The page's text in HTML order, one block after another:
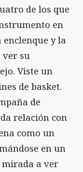
de los que
en
y la
ver su
Viste un
de basket.
de
relación con
como un
en un
mirada a ver